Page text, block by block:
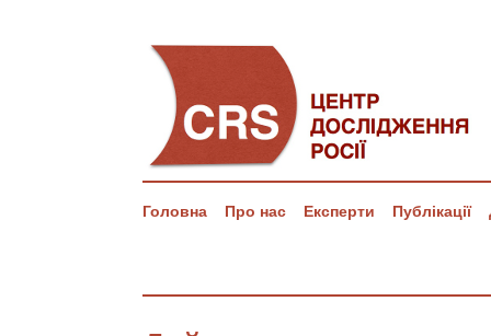
Головна Про нас Експерти Публікації